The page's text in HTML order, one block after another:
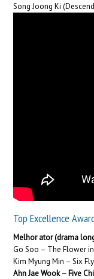
Song Joong Ki
Top Excellence
Melhor ator (drama
Go Soo – The Flower
Kim Myung Min – Six
Ahn Jae Wook – Five